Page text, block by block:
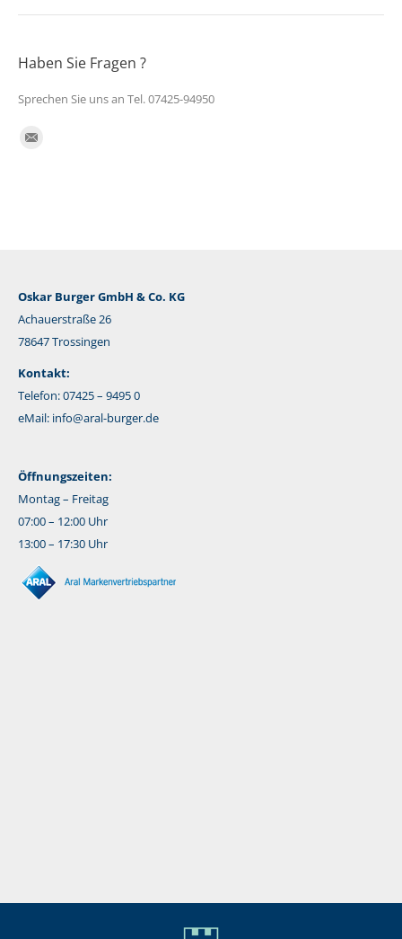
Haben Sie Fragen ?
Sprechen Sie uns an Tel. 07425-94950
Finden Sie uns auf:
Oskar Burger GmbH & Co. KG
Achauerstraße 26
78647 Trossingen
Kontakt:
Telefon: 07425 – 9495 0
eMail: info@aral-burger.de
Öffnungszeiten:
Montag – Freitag
07:00 – 12:00 Uhr
13:00 – 17:30 Uhr